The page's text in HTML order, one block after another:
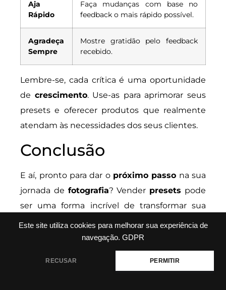
Este site utiliza cookies para melhorar sua experiência de
navegação. GDPR
RECUSAR PERMITIR
Aja
Rápido
Faça mudanças com base no
feedback o mais rápido possível.
Agradeça
Sempre
Mostre gratidão pelo feedback
recebido.
Lembre-se, cada crítica é uma oportunidade
de crescimento. Use-as para aprimorar seus
presets e oferecer produtos que realmente
atendam às necessidades dos seus clientes.
Conclusão
E aí, pronto para dar o próximo passo na sua
jornada de fotografia? Vender presets pode
ser uma forma incrível de transformar sua
paixão em um
negócio lucrativo
. Ao seguir as
dicas que discutimos, você poderá
aumentar suas vendas.
Lembre-se, o
não vem da noite para